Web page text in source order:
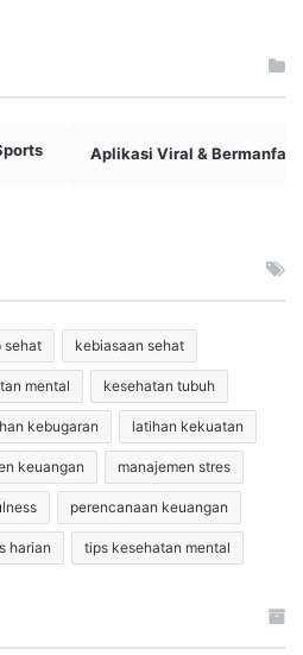
Aplikasi Viral & Bermanfaat
sehat kebiasaan sehat
mental kesehatan tubuh
kebugaran latihan kekuatan
keuangan manajemen stres
perencanaan keuangan
harian tips kesehatan mental